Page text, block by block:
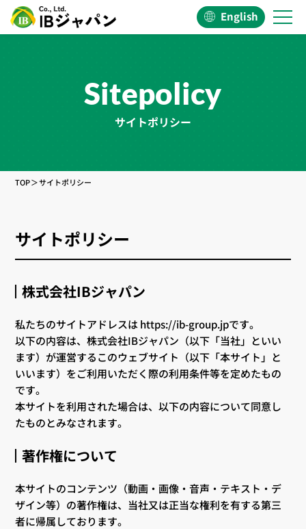
English
Sitepolicy
サイトポリシー
TOP サイトポリシー
サイトポリシー
株式会社IBジャパン
私たちのサイトアドレスは https://ib-group.jpです。
以下の内容は、株式会社IBジャパン（以下「当社」といい
ます）が運営するこのウェブサイト（以下「本サイト」と
いいます）をご利用いただく際の利用条件等を定めたもの
です。
本サイトを利用された場合は、以下の内容について同意し
たものとみなされます。
著作権について
本サイトのコンテンツ（動画・画像・音声・テキスト・デ
ザイン等）の著作権は、当社又は正当な権利を有する第三
者に帰属しております。